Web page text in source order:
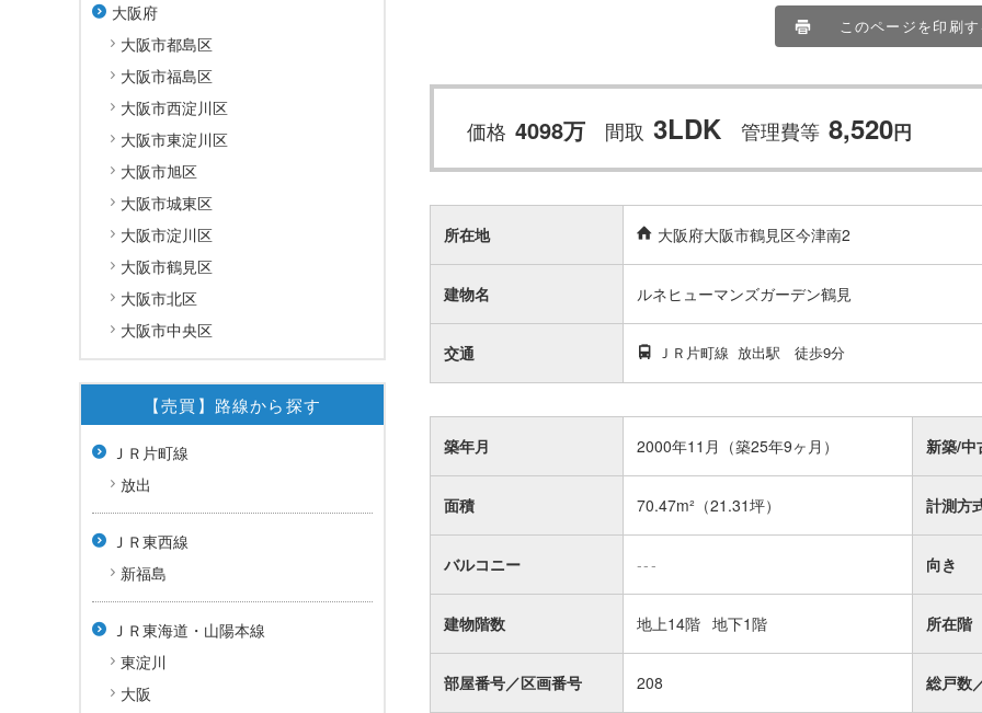
このページを印刷す
価格 4098万 間取 3LDK 管理費等 8,520円
所在地 大阪府大阪市鶴見区今津南2
建物名 ルネヒューマンズガーデン鶴見
交通 ＪＲ片町線 放出駅 徒歩9分
築年月 2000年11月（築25年9ヶ月） 新築/中
面積 70.47m² （21.31坪） 計測方
バルコニー --- 向き
建物階数 地上14階 地下1階 所在階
部屋番号／区画番号 208 総戸数
大阪府
大阪市都島区
大阪市福島区
大阪市西淀川区
大阪市東淀川区
大阪市旭区
大阪市城東区
大阪市淀川区
大阪市鶴見区
大阪市北区
大阪市中央区
【売買】路線から探す
ＪＲ片町線
放出
ＪＲ東西線
新福島
ＪＲ東海道・山陽本線
東淀川
大阪